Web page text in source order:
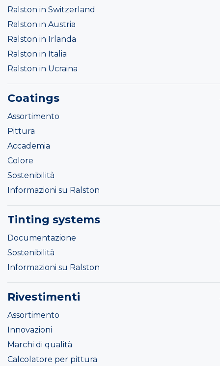
Ralston in Switzerland
Ralston in Austria
Ralston in Irlanda
Ralston in Italia
Ralston in Ucraina
Coatings
Assortimento
Pittura
Accademia
Colore
Sostenibilità
Informazioni su Ralston
Tinting systems
Documentazione
Sostenibilità
Informazioni su Ralston
Rivestimenti
Assortimento
Innovazioni
Marchi di qualità
Calcolatore per pittura